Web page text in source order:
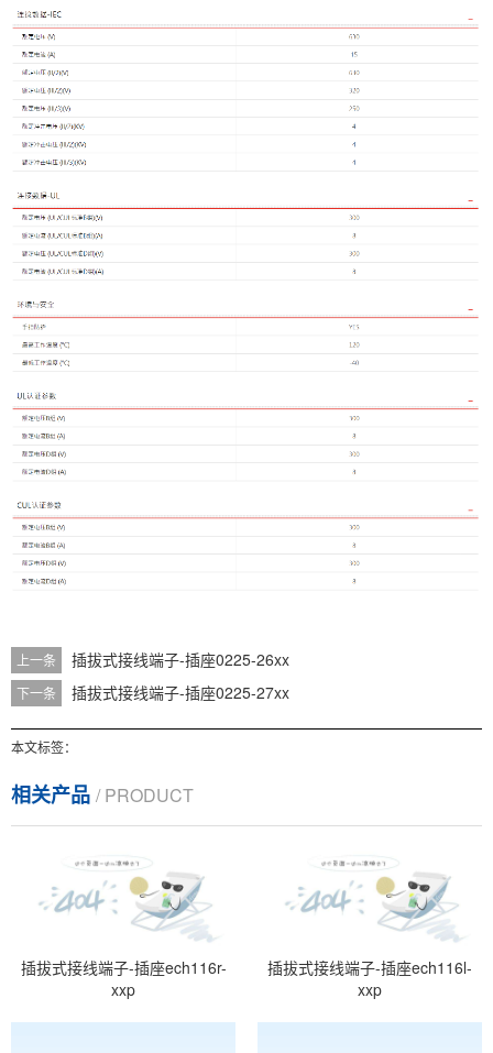
上一条 插拔式接线端子-插座0225-26xx
下一条 插拔式接线端子-插座0225-27xx
本文标签：
相关产品 / PRODUCT
插拔式接线端子-插座ech116r-
xxp
插拔式接线端子-插座ech116l-
xxp